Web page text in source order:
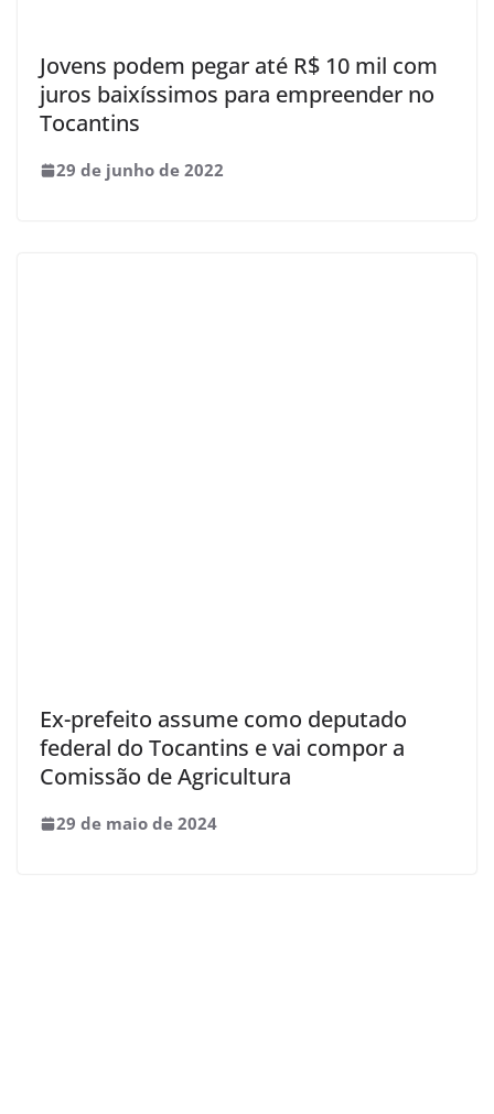
Jovens podem pegar até R$ 10 mil com
juros baixíssimos para empreender no
Tocantins
29 de junho de 2022
Ex-prefeito assume como deputado
federal do Tocantins e vai compor a
Comissão de Agricultura
29 de maio de 2024